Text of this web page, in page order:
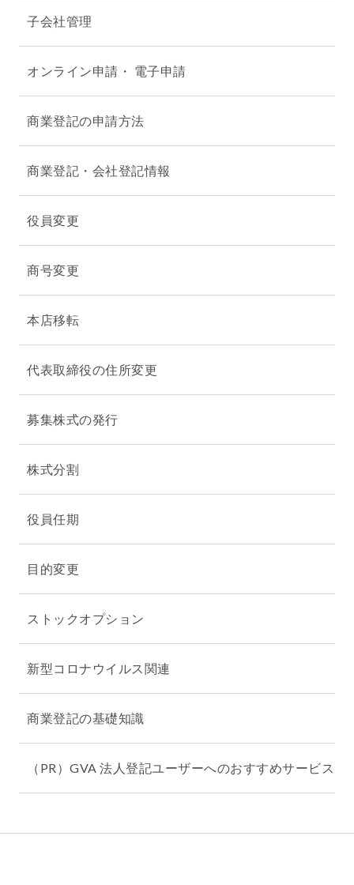
子会社管理
オンライン申請・ 電子申請
商業登記の申請方法
商業登記・会社登記情報
役員変更
商号変更
本店移転
代表取締役の住所変更
募集株式の発行
株式分割
役員任期
目的変更
ストックオプション
新型コロナウイルス関連
商業登記の基礎知識
（PR）GVA 法人登記ユーザーへのおすすめサービス